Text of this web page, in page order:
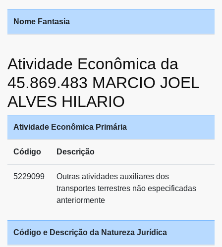
Nome Fantasia
Atividade Econômica da
45.869.483 MARCIO JOEL
ALVES HILARIO
Atividade Econômica Primária
Código Descrição
5229099
Outras atividades auxiliares dos
transportes terrestres não especificadas
anteriormente
Código e Descrição da Natureza Jurídica